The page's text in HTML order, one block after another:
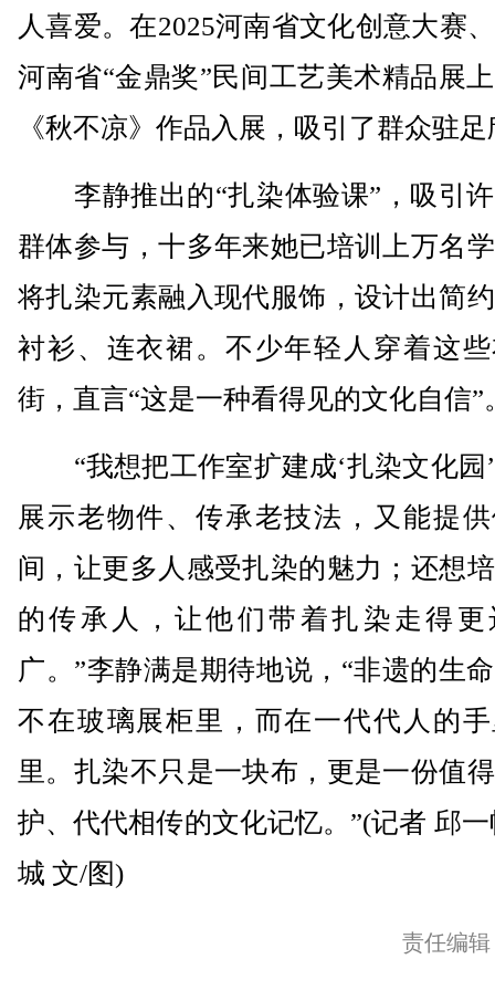
人喜爱。在2025河南省文化创意大赛
河南省“金鼎奖”民间工艺美术精品展
《秋不凉》作品入展，吸引了群众驻
李静推出的“扎染体验课”，吸引
群体参与，十多年来她已培训上万名
将扎染元素融入现代服饰，设计出简
衬衫、连衣裙。不少年轻人穿着这
街，直言“这是一种看得见的文化自信”
“我想把工作室扩建成‘扎染文化园
展示老物件、传承老技法，又能提
间，让更多人感受扎染的魅力；还想
的传承人，让他们带着扎染走得更
广。”李静满是期待地说，“非遗的生
不在玻璃展柜里，而在一代代人的
里。扎染不只是一块布，更是一份值
护、代代相传的文化记忆。”(记者 邱
城 文/图)
责任编